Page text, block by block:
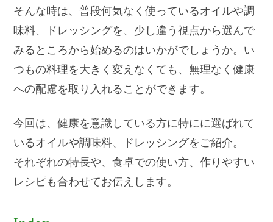
そんな時は、普段何気なく使っているオイルや調
味料、ドレッシングを、少し違う視点から選んで
みるところから始めるのはいかがでしょうか。い
つもの料理を大きく変えなくても、無理なく健康
への配慮を取り入れることができます。
今回は、健康を意識している方に特にに選ばれて
いるオイルや調味料、ドレッシングをご紹介。
それぞれの特長や、食卓での使い方、作りやすい
レシピも合わせてお伝えします。